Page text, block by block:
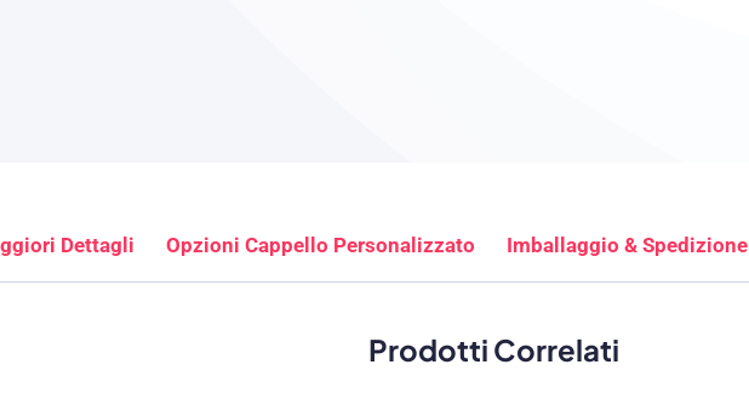
Dettagli Opzioni Cappello Personalizzato Imballaggio & Spedizione
Prodotti Correlati